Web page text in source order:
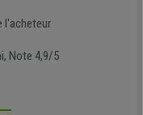
l'acheteur
Note 4,9/5